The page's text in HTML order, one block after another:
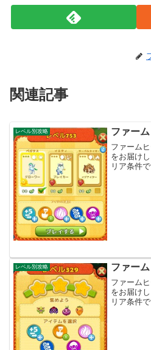
関連記事
レベル別攻略 ファー
ファーム
をお届け
リア条件で
レベル別攻略 ファー
ファーム
をお届け
リア条件で